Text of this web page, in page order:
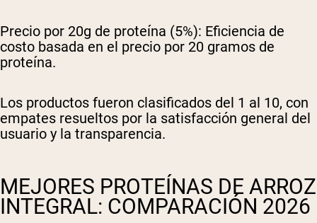
Precio por 20g de proteína (5%): Eficiencia de
costo basada en el precio por 20 gramos de
proteína.
Los productos fueron clasificados del 1 al 10, con
empates resueltos por la satisfacción general del
usuario y la transparencia.
MEJORES PROTEÍNAS DE ARROZ
INTEGRAL: COMPARACIÓN 2026